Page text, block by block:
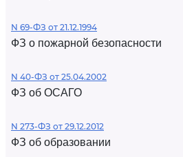
N 69-ФЗ от 21.12.1994
ФЗ о пожарной безопасности
N 40-ФЗ от 25.04.2002
ФЗ об ОСАГО
N 273-ФЗ от 29.12.2012
ФЗ об образовании